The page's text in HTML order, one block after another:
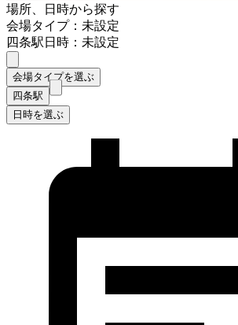
場所、日時から探す
会場タイプ：未設定
四条駅日時：未設定
会場タイプを選ぶ
四条駅
日時を選ぶ